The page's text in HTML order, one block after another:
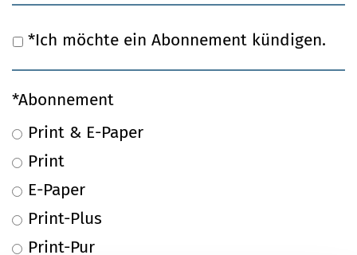
Ich möchte ein Abonnement kündigen.
Abonnement
Print & E-Paper
Print
E-Paper
Print-Plus
Print-Pur